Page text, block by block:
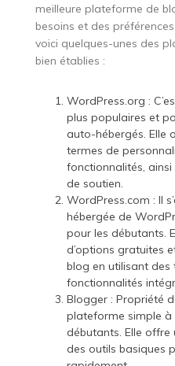
meilleure plateforme de
besoins et des
voici quelques-unes des
bien établies :
WordPress.org :
plus populaires et
auto-hébergés. Elle
termes de
fonctionnalités, ainsi
de soutien.
WordPress.com : Il
hébergée de
pour les débutants.
d’options gratuites
blog en utilisant des
fonctionnalités
Blogger : Propriété
plateforme simple à
débutants. Elle
des outils basiques